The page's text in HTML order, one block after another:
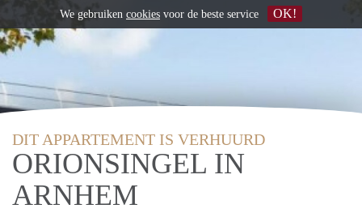
DIT APPARTEMENT IS VERHUURD
ORIONSINGEL IN
ARNHEM
We gebruiken cookies voor de beste service OK!